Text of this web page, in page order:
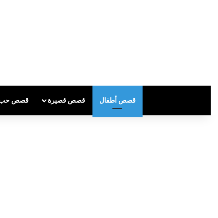
قصص أطفال قصص قصيرة قصص